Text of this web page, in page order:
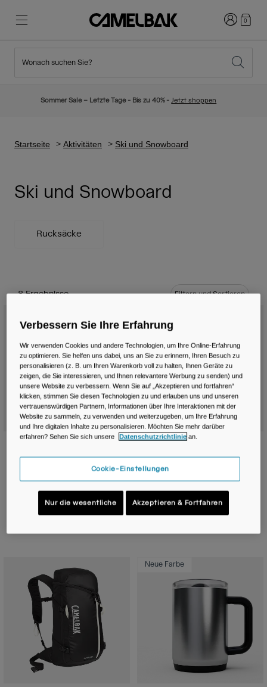
Neuigkeiten
Trinkwesten
Sport Trinkflaschen
Fahrradtaschen
Trinkblasen
Zubehör
Alle kaufen
Anmelden
0
Wonach suchen Sie?
Sommer Sale – Letzte Tage - Bis zu 40% -Jetzt shoppen
Startseite Aktivitäten Ski und Snowboard
Ski und Snowboard
Rucksäcke
8 Ergebnisse Filtern und Sortieren
Powderhound ™ 12L Skirucksack mit
Crux® 2L Trinkblase
Product swatch type of Black/White.
Product swatch type of Deep Blue.
Product swatch type of Grey/Orange.
Product swatch type of Scarlet Red.
Bootlegger™ Skirucksack mit Crux®
1.5L Trinkblase
79,99 €
Neue Farbe
Verbessern Sie Ihre Erfahrung
Wir verwenden Cookies und andere Technologien, um Ihre Online-Erfahrung
zu optimieren. Sie helfen uns dabei, uns an Sie zu erinnern, Ihren Besuch zu
personalisieren (z. B. um Ihren Warenkorb voll zu halten, Ihnen Geräte zu
zeigen, die Sie interessieren, und Ihnen relevantere Werbung zu senden) und
unsere Website zu verbessern. Wenn Sie auf „Akzeptieren und fortfahren“
klicken, stimmen Sie diesen Technologien zu und erlauben uns und unseren
vertrauenswürdigen Partnern, Informationen über Ihre Interaktionen mit der
Website zu sammeln, zu verwenden und weiterzugeben, um Ihre Erfahrung
und Ihre digitalen Inhalte zu personalisieren. Möchten Sie mehr darüber
erfahren? Sehen Sie sich unsere
Datenschutzrichtlinie an.
Cookie-Einstellungen
Nur die wesentliche Akzeptieren & Fortfahren